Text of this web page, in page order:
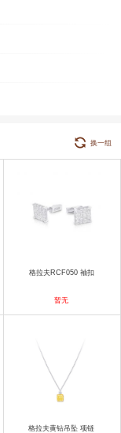
换一组
格拉夫RCF050 袖扣
暂无
格拉夫黄钻吊坠 项链